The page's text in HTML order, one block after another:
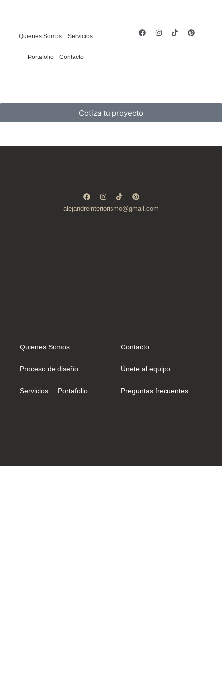
Quienes Somos Servicios
Portafolio Contacto
Cotiza tu proyecto
alejandreinteriorismo@gmail.com
Quienes Somos
Proceso de diseño
Servicios Portafolio
Contacto
Únete al equipo
Preguntas frecuentes